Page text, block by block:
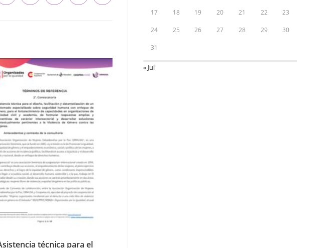
técnica para el
17 18 19 20 21 22 23
24 25 26 27 28 29 30
31
« Jul